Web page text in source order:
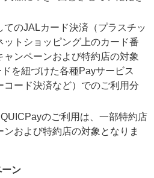
てのJALカード決済（プラスチッ
ットショッピング上のカード番
ンペーンおよび特約店の対象
を紐づけた各種Payサービス
コード決済など）でのご利用分
のご利用は、一部特約店
ンおよび特約店の対象となりま
ーン